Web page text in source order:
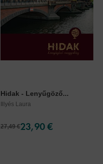
Hidak - Lenyűgöző...
Illyés Laura
27,49 €23,90 €